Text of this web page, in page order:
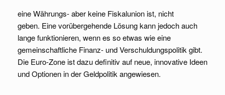
eine Währungs- aber keine Fiskalunion ist, nicht
geben. Eine vorübergehende Lösung kann jedoch auch
lange funktionieren, wenn es so etwas wie eine
gemeinschaftliche Finanz- und Verschuldungspolitik gibt.
Die Euro-Zone ist dazu definitiv auf neue, innovative Ideen
und Optionen in der Geldpolitik angewiesen.